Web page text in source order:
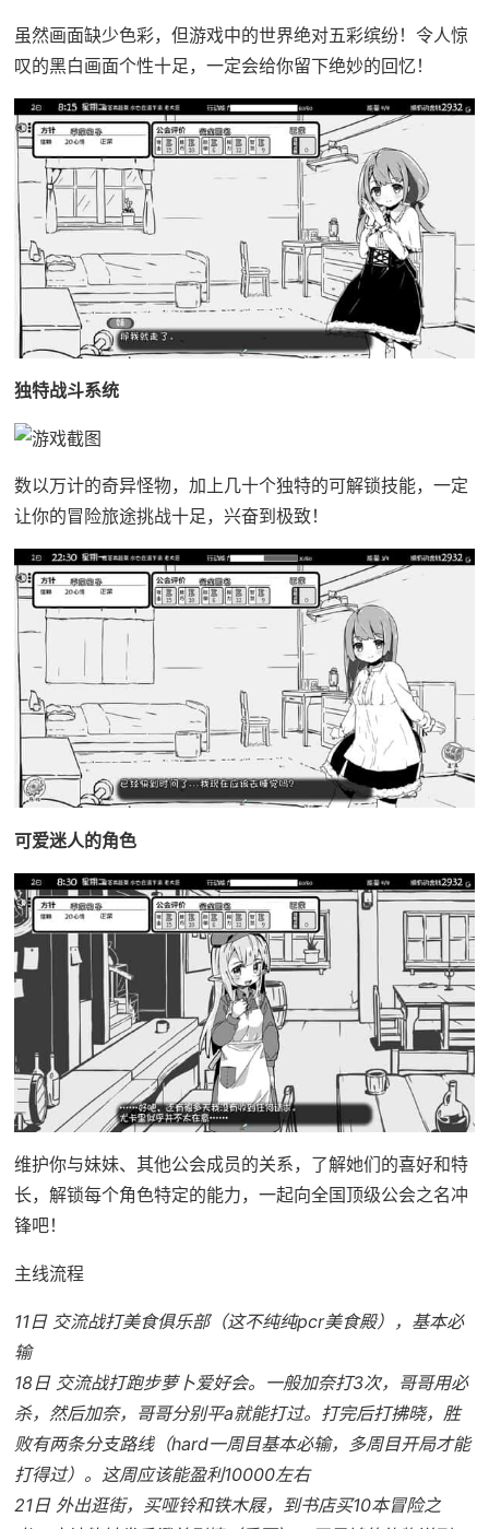
虽然画面缺少色彩，但游戏中的世界绝对五彩缤纷！令人惊
叹的黑白画面个性十足，一定会给你留下绝妙的回忆！
独特战斗系统
数以万计的奇异怪物，加上几十个独特的可解锁技能，一定
让你的冒险旅途挑战十足，兴奋到极致！
可爱迷人的角色
维护你与妹妹、其他公会成员的关系，了解她们的喜好和特
长，解锁每个角色特定的能力，一起向全国顶级公会之名冲
锋吧！
主线流程
11日 交流战打美食俱乐部（这不纯纯pcr美食殿），基本必
输
18日 交流战打跑步萝卜爱好会。一般加奈打3次，哥哥用必
杀，然后加奈，哥哥分别平a就能打过。打完后打拂晓，胜
败有两条分支路线（hard一周目基本必输，多周目开局才能
打得过）。这周应该能盈利10000左右
21日 外出逛街，买哑铃和铁木屐，到书店买10本冒险之